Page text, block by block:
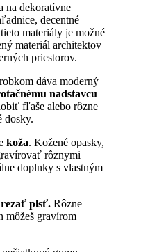
na dekoratívne
decentné
materiály je možné
materiál architektov
priestorov.
dáva moderný
nadstavcu
fľaše alebo rôzne
dosky.
koža. Kožené opasky,
rôznymi
doplnky s vlastným
plsť. Rôzne
môžeš gravírom